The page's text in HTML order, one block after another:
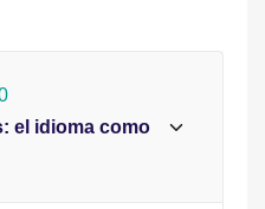
el idioma como